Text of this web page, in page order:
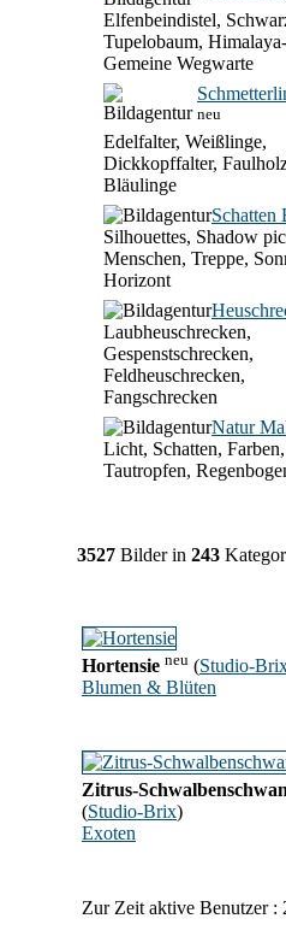
Elfenbeindistel,
Tupelobaum,
Gemeine Wegwarte
neu
Edelfalter, Weißlinge,
Dickkopffalter,
Bläulinge
Schatten
Silhouettes, Shadow
Menschen, Treppe,
Horizont
Laubheuschrecken,
Gespenstschrecken,
Feldheuschrecken,
Fangschrecken
Natur
Licht, Schatten,
Tautropfen,
3527 Bilder in 243
Hortensie neu (Studio-
Blumen & Blüten
Zitrus-
(Studio-Brix)
Exoten
Zur Zeit aktive Benutzer :